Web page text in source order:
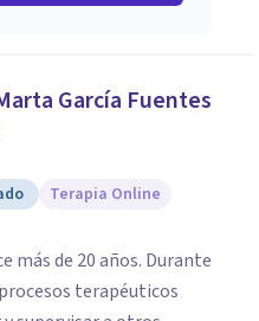
García Fuentes
Terapia Online
más de 20 años. Durante
terapéuticos